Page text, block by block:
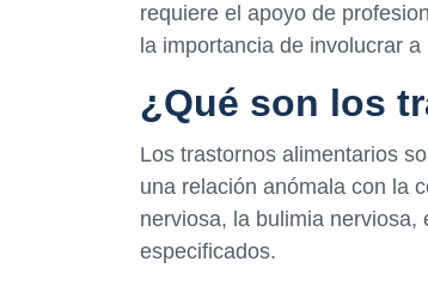
requiere el apoyo de
la importancia de involucrar
¿Qué son los
Los trastornos alimentarios
una relación anómala con la
nerviosa, la bulimia
especificados.